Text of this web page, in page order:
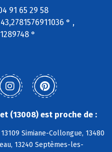
91 65 29 58
43,2781576911036 ° ,
°
(13008) est proche de :
Simiane-Collongue, 13480
13240 Septèmes-les-